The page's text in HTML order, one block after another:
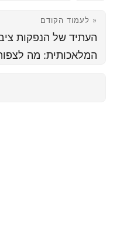
« לעמוד הקודם
העתיד של הנפקות
המלאכותית: מה